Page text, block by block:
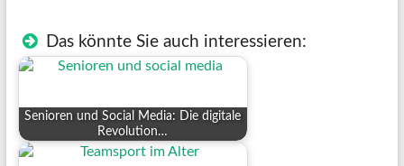
Das könnte Sie auch interessieren:
Senioren und Social Media: Die digitale
Revolution…